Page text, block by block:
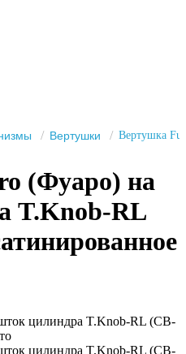
Вертушки Вертушка
(Фуаро) на
T.Knob-RL